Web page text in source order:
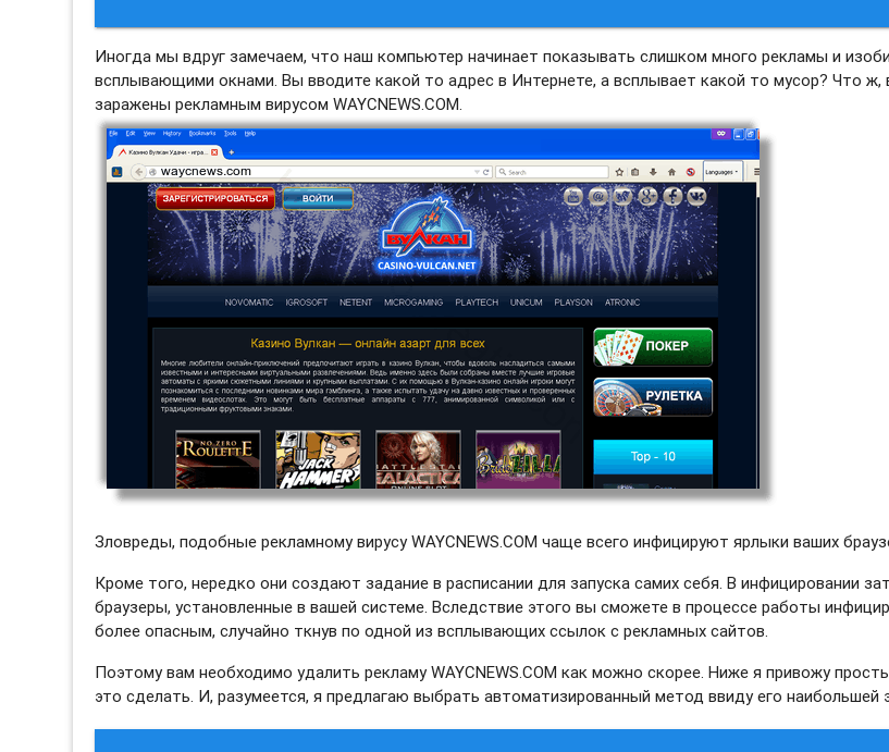
Иногда мы вдруг замечаем, что наш компьютер начинает показывать слишком много рекламы и
всплывающими окнами. Вы вводите какой то адрес в Интернете, а всплывает какой то мусор? Что
заражены рекламным вирусом WAYCNEWS.COM.
Зловреды, подобные рекламному вирусу WAYCNEWS.COM чаще всего инфицируют ярлыки ваших
Кроме того, нередко они создают задание в расписании для запуска самих себя. В инфицировании
браузеры, установленные в вашей системе. Вследствие этого вы сможете в процессе работы
более опасным, случайно ткнув по одной из всплывающих ссылок с рекламных сайтов.
Поэтому вам необходимо удалить рекламу WAYCNEWS.COM как можно скорее. Ниже я привожу
это сделать. И, разумеется, я предлагаю выбрать автоматизированный метод ввиду его наибольшей